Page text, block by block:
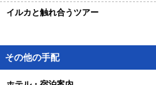
イルカと触れ合うツアー
その他の手配